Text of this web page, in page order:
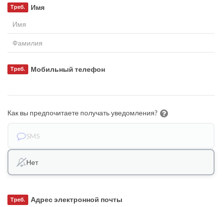
Имя
Треб.
Мобильный телефон
Треб.
Как вы предпочитаете получать уведомления?
SMS
Нет
Адрес электронной почты
Треб.